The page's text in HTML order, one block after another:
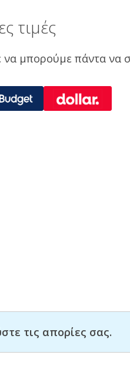
τιμές
να μπορούμε πάντα να
τις απορίες σας.